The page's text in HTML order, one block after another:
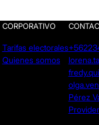
CORPORATIVO
Tarifas electorales
Quienes somos
Pérez